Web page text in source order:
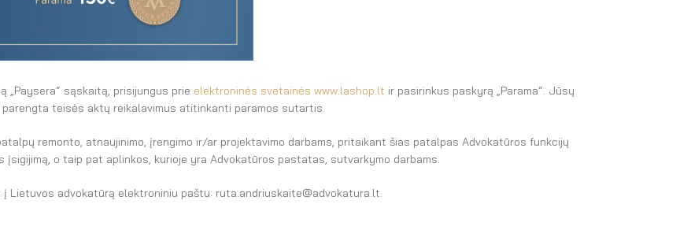
sąskaitą, prisijungus prie elektroninės svetainės www.lashop.lt ir pasirinkus paskyrą „Parama“. Jūsų
teisės aktų reikalavimus atitinkanti paramos sutartis.
remonto, atnaujinimo, įrengimo ir/ar projektavimo darbams, pritaikant šias patalpas Advokatūros funkcijų
o taip pat aplinkos, kurioje yra Advokatūros pastatas, sutvarkymo darbams.
Lietuvos advokatūrą elektroniniu paštu: ruta.andriuskaite@advokatura.lt.